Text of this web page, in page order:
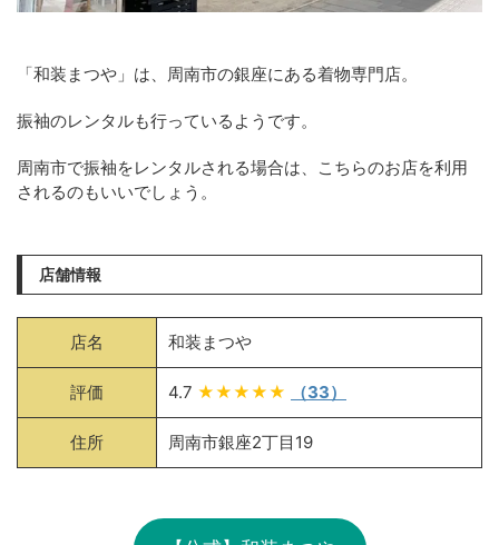
「和装まつや」は、周南市の銀座にある着物専門店。
振袖のレンタルも行っているようです。
周南市で振袖をレンタルされる場合は、こちらのお店を利用
されるのもいいでしょう。
店舗情報
店名 和装まつや
評価 4.7 ★★★★★ （33）
住所 周南市銀座2丁目19